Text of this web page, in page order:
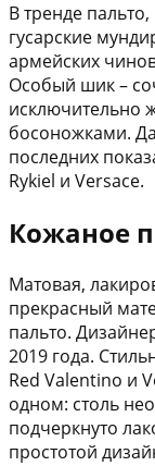
В тренде
гусарские
армейских
Особый шик –
исключительно
босоножками.
последних
Rykiel и Versace.
Кожаное
Матовая,
прекрасный
пальто.
2019 года.
Red Valentino и
одном: столь
подчеркнуто
простотой